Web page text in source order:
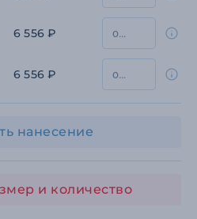
6 556 ₽
6 556 ₽
нанесение
и количество